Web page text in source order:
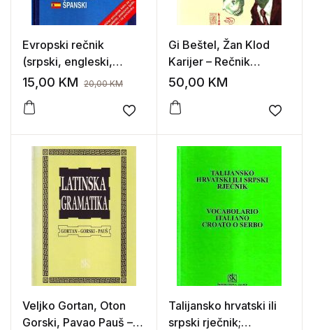
Evropski rečnik
(srpski, engleski,
nemački, francuski,
15,00 KM 20,00KM
Add to wishlist
Gi Beštel, Žan Klod
Karijer – Rečnik
gluposti i greške u
50,00 KM
Add
Veljko Gortan, Oton
Gorski, Pavao Pauš –
Talijansko hrvatski ili
srpski rječnik;